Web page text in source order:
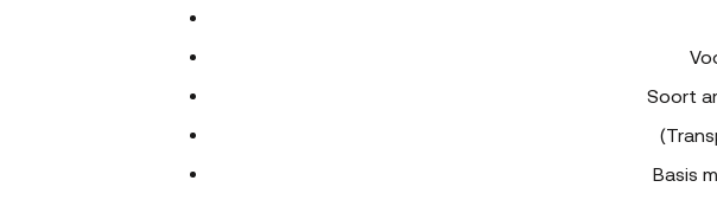
Soort
Basis